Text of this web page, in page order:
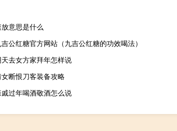
意思是什么
吉公红糖官方网站（九吉公红糖的功效喝法）
天去女方家拜年怎样说
断恨刀客装备攻略
过年喝酒敬酒怎么说